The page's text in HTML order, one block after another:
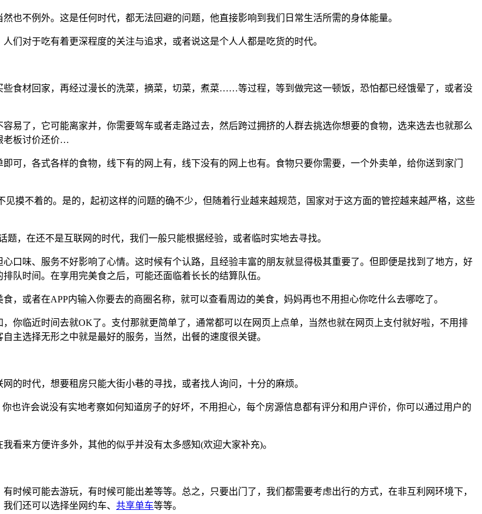
也不例外。这是任何时代，都无法回避的问题，他直接影响到我们日常生活所需的身体能量。
们对于吃有着更深程度的关注与追求，或者说这是个人人都是吃货的时代。
食材回家，再经过漫长的洗菜，摘菜，切菜，煮菜……等过程，等到做完这一顿饭，恐怕都已经饿晕了，或者没
易了，它可能离家并，你需要驾车或者走路过去，然后跨过拥挤的人群去挑选你想要的食物，选来选去也就那么
老板讨价还价…
可，各式各样的食物，线下有的网上有，线下没有的网上也有。食物只要你需要，一个外卖单，给你送到家门
见摸不着的。是的，起初这样的问题的确不少，但随着行业越来越规范，国家对于这方面的管控越来越严格，这些
，在还不是互联网的时代，我们一般只能根据经验，或者临时实地去寻找。
口味、服务不好影响了心情。这时候有个认路，且经验丰富的朋友就显得极其重要了。但即便是找到了地方，好
队时间。在享用完美食之后，可能还面临着长长的结算队伍。
，或者在APP内输入你要去的商圈名称，就可以查看周边的美食，妈妈再也不用担心你吃什么去哪吃了。
你临近时间去就OK了。支付那就更简单了，通常都可以在网页上点单，当然也就在网页上支付就好啦，不用排
主选择无形之中就是最好的服务，当然，出餐的速度很关键。
的时代，想要租房只能大街小巷的寻找，或者找人询问，十分的麻烦。
也许会说没有实地考察如何知道房子的好坏，不用担心，每个房源信息都有评分和用户评价，你可以通过用户的
看来方便许多外，其他的似乎并没有太多感知(欢迎大家补充)。
时候可能去游玩，有时候可能出差等等。总之，只要出门了，我们都需要考虑出行的方式，在非互利网环境下，
们还可以选择坐网约车、 共享单车等等。